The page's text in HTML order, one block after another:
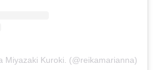
Miyazaki Kuroki. (@reikamarianna)